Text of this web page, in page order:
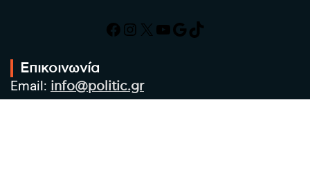
Facebook
Instagram
X YouTube
Google
TikTok
Επικοινωνία
Email: info@politic.gr
Τηλ: